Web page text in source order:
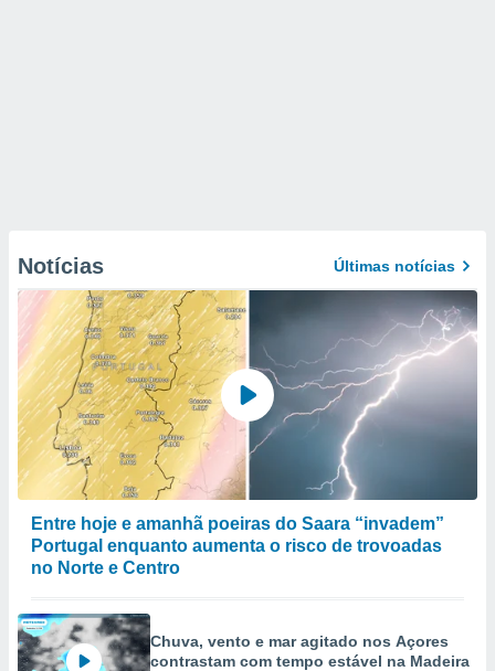
Notícias Últimas notícias
Entre hoje e amanhã poeiras do Saara “invadem”
Portugal enquanto aumenta o risco de trovoadas
no Norte e Centro
Chuva, vento e mar agitado nos Açores
contrastam com tempo estável na Madeira